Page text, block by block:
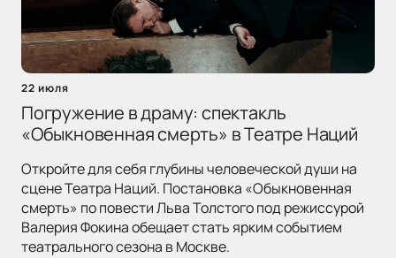
22 июля
Погружение в драму: спектакль
«Обыкновенная смерть» в Театре Наций
Откройте для себя глубины человеческой души на
сцене Театра Наций. Постановка «Обыкновенная
смерть» по повести Льва Толстого под режиссурой
Валерия Фокина обещает стать ярким событием
театрального сезона в Москве.